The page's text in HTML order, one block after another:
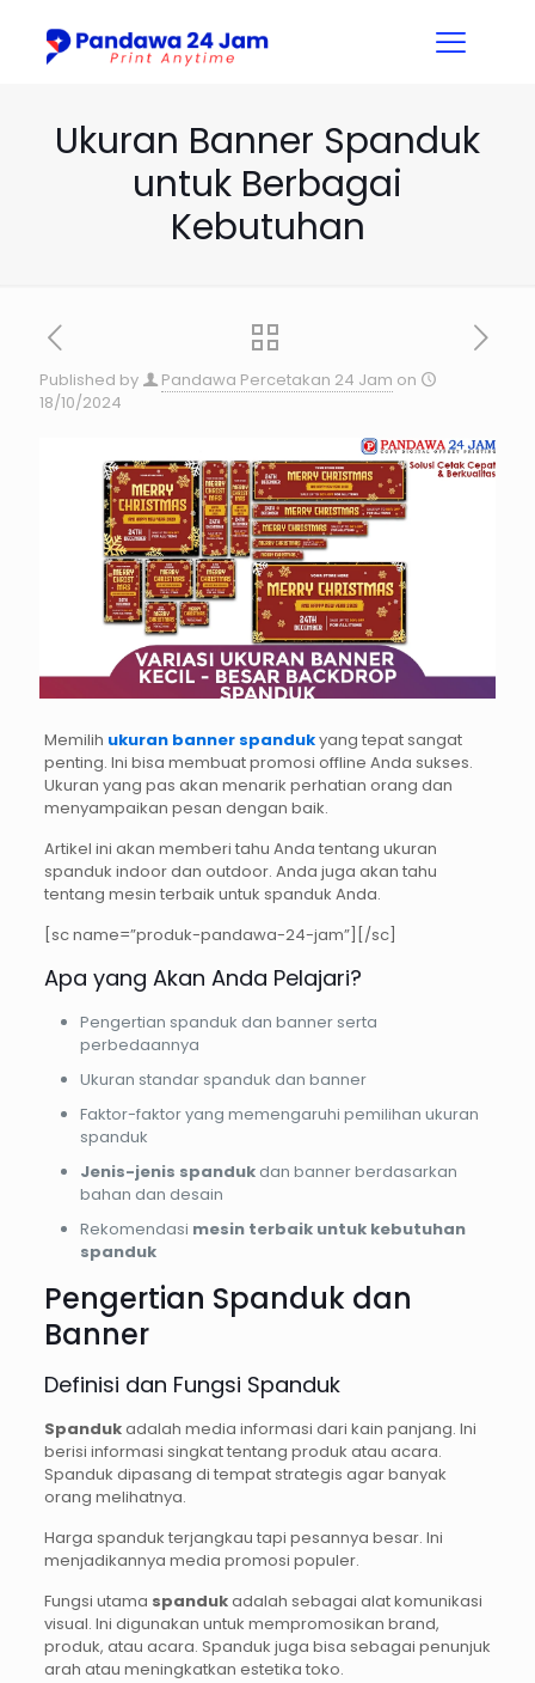
Ukuran Banner Spanduk
untuk Berbagai
Kebutuhan
Published by Pandawa Percetakan 24 Jam on
18/10/2024
Memilih ukuran banner spandukyang tepat sangat
penting. Ini bisa membuat promosi offline Anda sukses.
Ukuran yang pas akan menarik perhatian orang dan
menyampaikan pesan dengan baik.
Artikel ini akan memberi tahu Anda tentang ukuran
spanduk indoor dan outdoor. Anda juga akan tahu
tentang mesin terbaik untuk spanduk Anda.
[sc name=”produk-pandawa-24-jam”][/sc]
Apa yang Akan Anda Pelajari?
Pengertian spanduk dan banner serta
perbedaannya
Ukuran standar spanduk dan banner
Faktor-faktor yang memengaruhi pemilihan ukuran
spanduk
Jenis-jenis spandukdan banner berdasarkan
bahan dan desain
Rekomendasi mesin terbaik untuk kebutuhan
spanduk
Pengertian Spanduk dan
Banner
Definisi dan Fungsi Spanduk
Spandukadalah media informasi dari kain panjang. Ini
berisi informasi singkat tentang produk atau acara.
Spanduk dipasang di tempat strategis agar banyak
orang melihatnya.
Harga spanduk terjangkau tapi pesannya besar. Ini
menjadikannya media promosi populer.
Fungsi utama spandukadalah sebagai alat komunikasi
visual. Ini digunakan untuk mempromosikan brand,
produk, atau acara. Spanduk juga bisa sebagai penunjuk
arah atau meningkatkan estetika toko.